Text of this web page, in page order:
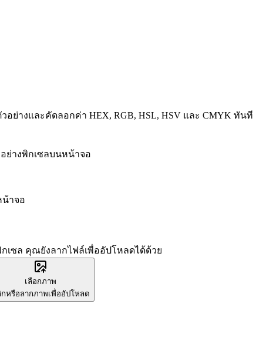
ย่างและคัดลอกค่า HEX, RGB, HSL, HSV และ CMYK ทันที
ย่างพิกเซลบนหน้าจอ
น้าจอ
เซล คุณยังลากไฟล์เพื่ออัปโหลดได้ด้วย
เลือกภาพ
หรือลากภาพเพื่ออัปโหลด